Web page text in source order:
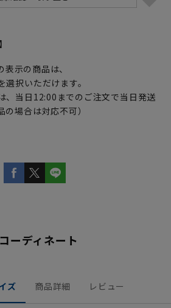
表示の商品は、
択いただけます。
、当日12:00までのご注文で当日発送
場合は対応不可）
ーディネート
ズ 商品詳細 レビュー